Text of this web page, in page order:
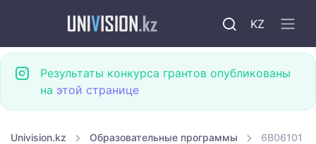
KZ
Результаты конкурса грантов опубликованы
на этой странице
Univision.kz Образовательные программы 6B06101